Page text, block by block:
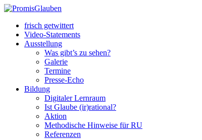
frisch getwittert
Video-Statements
Ausstellung
Was gibt’s zu sehen?
Galerie
Termine
Presse-Echo
Bildung
Digitaler Lernraum
Ist Glaube (ir)rational?
Aktion
Methodische Hinweise für RU
Referenzen